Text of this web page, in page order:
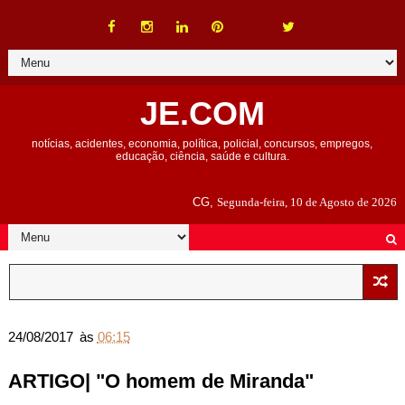
JE.COM
notícias, acidentes, economia, política, policial, concursos, empregos,
educação, ciência, saúde e cultura.
CG,Segunda-feira, 10 de Agosto de 2026
24/08/2017 às 06:15
ARTIGO| "O homem de Miranda"